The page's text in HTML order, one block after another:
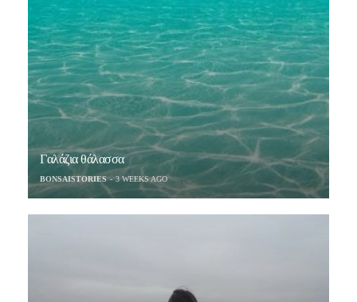
Γαλάζια θάλασσα
BONSAISTORIES 3 WEEKS AGO